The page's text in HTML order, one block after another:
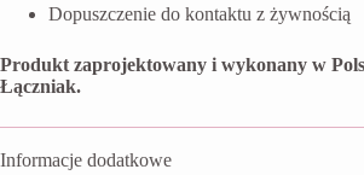
Dopuszczenie do kontaktu z żywnością
Produkt zaprojektowany i wykonany w
Łączniak.
Informacje dodatkowe